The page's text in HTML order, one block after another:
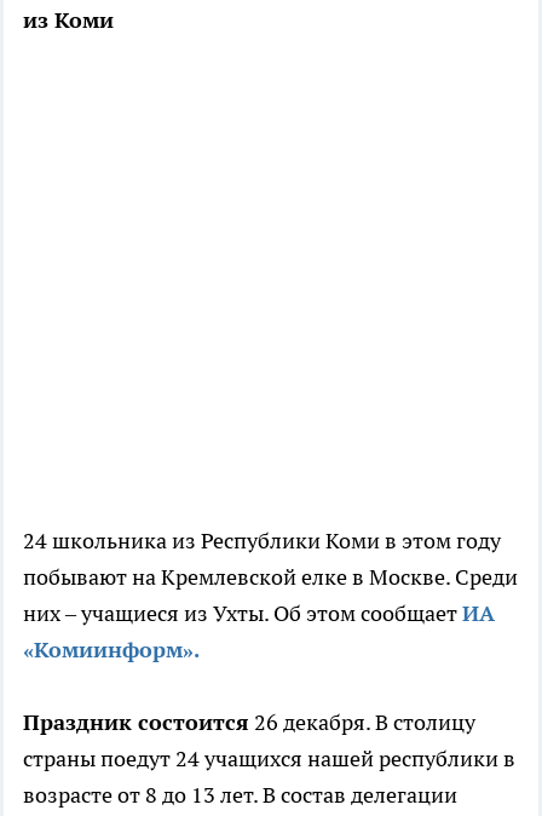
из Коми
24 школьника из Республики Коми в этом году
побывают на Кремлевской елке в Москве. Среди
них – учащиеся из Ухты. Об этом сообщаетИА
«Комиинформ».
Праздник состоится 26 декабря. В столицу
страны поедут 24 учащихся нашей республики в
возрасте от 8 до 13 лет. В состав делегации